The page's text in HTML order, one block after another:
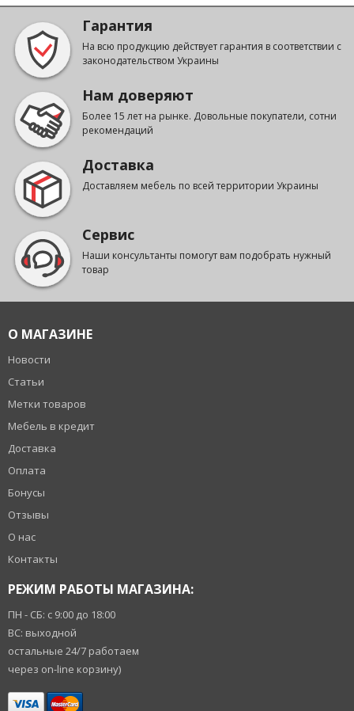
Гарантия
На всю продукцию действует гарантия в соответствии с
законодательством Украины
Нам доверяют
Более 15 лет на рынке. Довольные покупатели, сотни
рекомендаций
Доставка
Доставляем мебель по всей территории Украины
Сервис
Наши консультанты помогут вам подобрать нужный
товар
О МАГАЗИНЕ
Новости
Статьи
Метки товаров
Мебель в кредит
Доставка
Оплата
Бонусы
Отзывы
О нас
Контакты
РЕЖИМ РАБОТЫ МАГАЗИНА:
ПН - СБ: с 9:00 до 18:00
ВС: выходной
остальные 24/7 работаем
через on-line корзину)